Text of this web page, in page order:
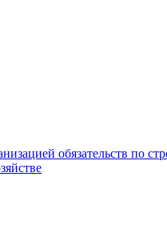
обязательств по